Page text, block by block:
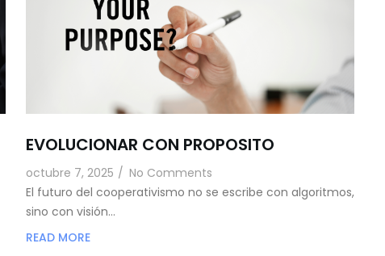
EVOLUCIONAR CON PROPOSITO
octubre 7, 2025 / No Comments
El futuro del cooperativismo no se escribe con algoritmos,
sino con visión…
READ MORE